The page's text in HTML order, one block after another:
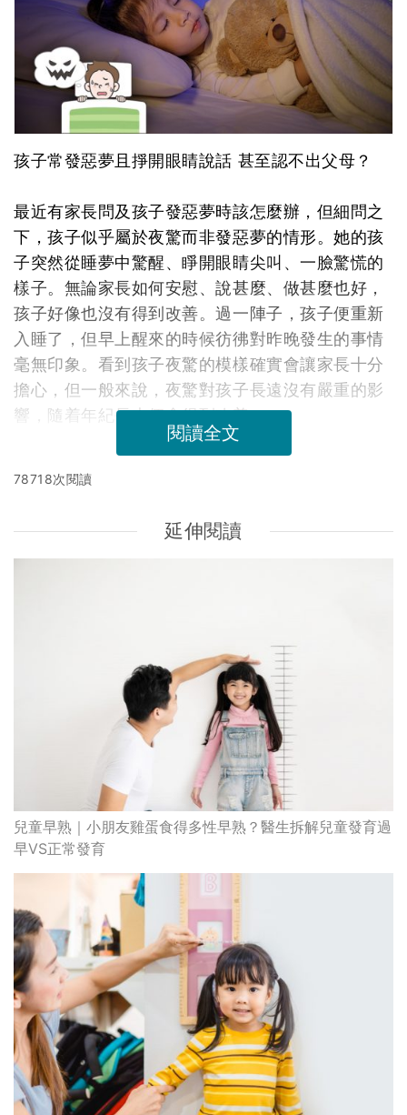
孩子常發惡夢且掙開眼睛說話 甚至認不出父母？
最近有家長問及孩子發惡夢時該怎麼辦，但細問之
下，孩子似乎屬於夜驚而非發惡夢的情形。她的孩
子突然從睡夢中驚醒、睜開眼睛尖叫、一臉驚慌的
樣子。無論家長如何安慰、說甚麼、做甚麼也好，
孩子好像也沒有得到改善。過一陣子，孩子便重新
入睡了，但早上醒來的時候彷彿對昨晚發生的事情
毫無印象。看到孩子夜驚的模樣確實會讓家長十分
擔心，但一般來說，夜驚對孩子長遠沒有嚴重的影
響，隨着年紀長大便會得到改善。
閱讀全文
78718次閱讀
延伸閱讀
兒童早熟｜小朋友雞蛋食得多性早熟？醫生拆解兒童發育過
早VS正常發育